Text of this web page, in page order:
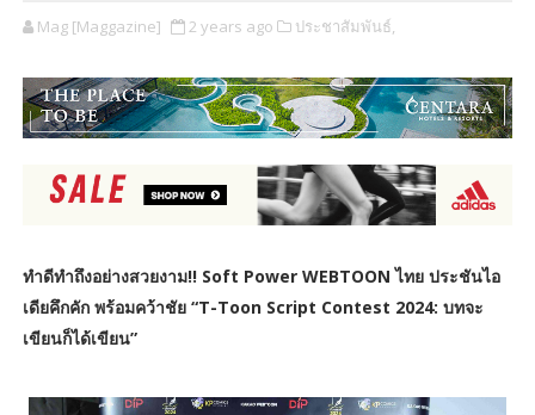
Mag [Maggazine] 2 years ago ประชาสัมพันธ์,
ทำดีทำถึงอย่างสวยงาม!! Soft Power WEBTOON ไทย ประชันไอ
เดียคึกคัก พร้อมคว้าชัย “T-Toon Script Contest 2024: บทจะ
เขียนก็ได้เขียน”